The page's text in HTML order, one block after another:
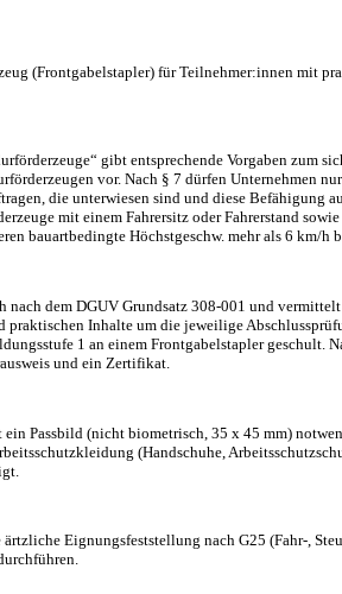
(Frontgabelstapler) für Teilnehmer:innen mit
gibt entsprechende Vorgaben zum
vor. Nach § 7 dürfen Unternehmen
die unterwiesen sind und diese Befähigung
mit einem Fahrersitz oder Fahrerstand
bauartbedingte Höchstgeschw. mehr als 6 km/h
nach dem DGUV Grundsatz 308-001 und
praktischen Inhalte um die jeweilige
1 an einem Frontgabelstapler geschult.
und ein Zertifikat.
ein Passbild (nicht biometrisch, 35 x 45 mm)
(Handschuhe,
Eignungsfeststellung nach G25 (Fahr-,